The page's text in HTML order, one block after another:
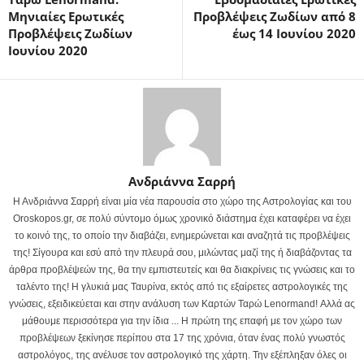
Μηνιαίες Ερωτικές
Προβλέψεις Ζωδίων
Ιουνίου 2020
Προβλέψεις Ζωδίων από 8
έως 14 Ιουνίου 2020
Ανδριάννα Σαρρή
Η Ανδριάννα Σαρρή είναι μία νέα παρουσία στο χώρο της Αστρολογίας και του
Oroskopos.gr, σε πολύ σύντομο όμως χρονικό διάστημα έχει καταφέρει να έχει
το κοινό της, το οποίο την διαβάζει, ενημερώνεται και αναζητά τις προβλέψεις
της! Σίγουρα και εσύ από την πλευρά σου, μιλώντας μαζί της ή διαβάζοντας τα
άρθρα προβλέψεών της, θα την εμπιστευτείς και θα διακρίνεις τις γνώσεις και το
ταλέντο της! Η γλυκιά μας Ταυρίνα, εκτός από τις εξαίρετες αστρολογικές της
γνώσεις, εξειδικεύεται και στην ανάλυση των Καρτών Ταρώ Lenormand! Αλλά ας
μάθουμε περισσότερα για την ίδια ... Η πρώτη της επαφή με τον χώρο των
προβλέψεων ξεκίνησε περίπου στα 17 της χρόνια, όταν ένας πολύ γνωστός
αστρολόγος, της ανέλυσε τον αστρολογικό της χάρτη. Την εξέπληξαν όλες οι